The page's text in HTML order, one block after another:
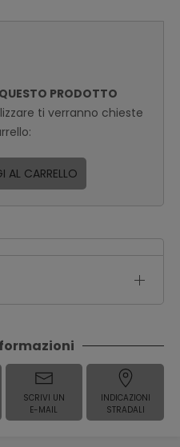
PRODOTTO
ti verranno chieste
AL CARRELLO
SCRIVI UN
E-MAIL
INDICAZIONI
STRADALI